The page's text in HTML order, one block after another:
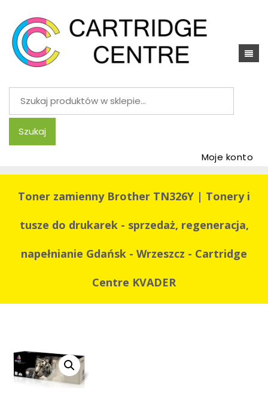
Szukaj:
Szukaj
Moje konto
Toner zamienny Brother TN326Y | Tonery i
tusze do drukarek - sprzedaż, regeneracja,
napełnianie Gdańsk - Wrzeszcz - Cartridge
Centre KVADER